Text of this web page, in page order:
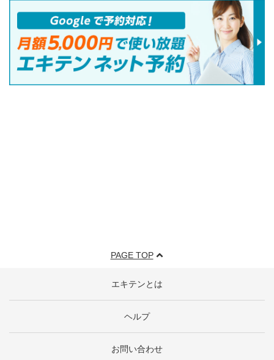
PAGE TOP
エキテンとは
ヘルプ
お問い合わせ